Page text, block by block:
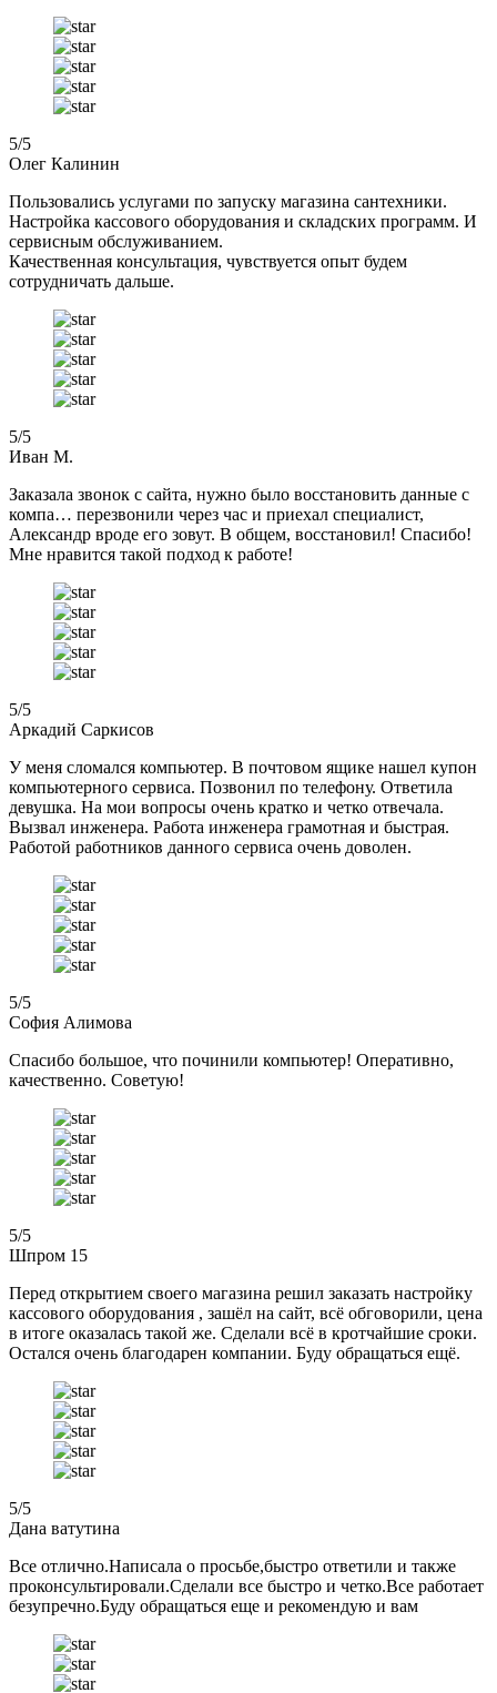
5/5
Олег Калинин
Пользовались услугами по запуску магазина сантехники.
Настройка кассового оборудования и складских программ. И
сервисным обслуживанием.
Качественная консультация, чувствуется опыт будем
сотрудничать дальше.
5/5
Иван М.
Заказала звонок с сайта, нужно было восстановить данные с
компа… перезвонили через час и приехал специалист,
Александр вроде его зовут. В общем, восстановил! Спасибо!
Мне нравится такой подход к работе!
5/5
Аркадий Саркисов
У меня сломался компьютер. В почтовом ящике нашел купон
компьютерного сервиса. Позвонил по телефону. Ответила
девушка. На мои вопросы очень кратко и четко отвечала.
Вызвал инженера. Работа инженера грамотная и быстрая.
Работой работников данного сервиса очень доволен.
5/5
София Алимова
Спасибо большое, что починили компьютер! Оперативно,
качественно. Советую!
5/5
Шпром 15
Перед открытием своего магазина решил заказать настройку
кассового оборудования , зашёл на сайт, всё обговорили, цена
в итоге оказалась такой же. Сделали всё в кротчайшие сроки.
Остался очень благодарен компании. Буду обращаться ещё.
5/5
Дана ватутина
Все отлично.Написала о просьбе,быстро ответили и также
проконсультировали.Сделали все быстро и четко.Все работает
безупречно.Буду обращаться еще и рекомендую и вам